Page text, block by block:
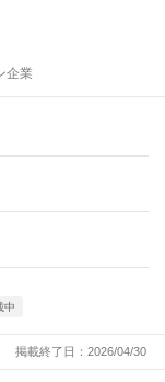
企業
中
掲載終了日：2026/04/30